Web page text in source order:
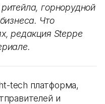
горнорудной
Что
редакция Steppe
tech платформа,
и